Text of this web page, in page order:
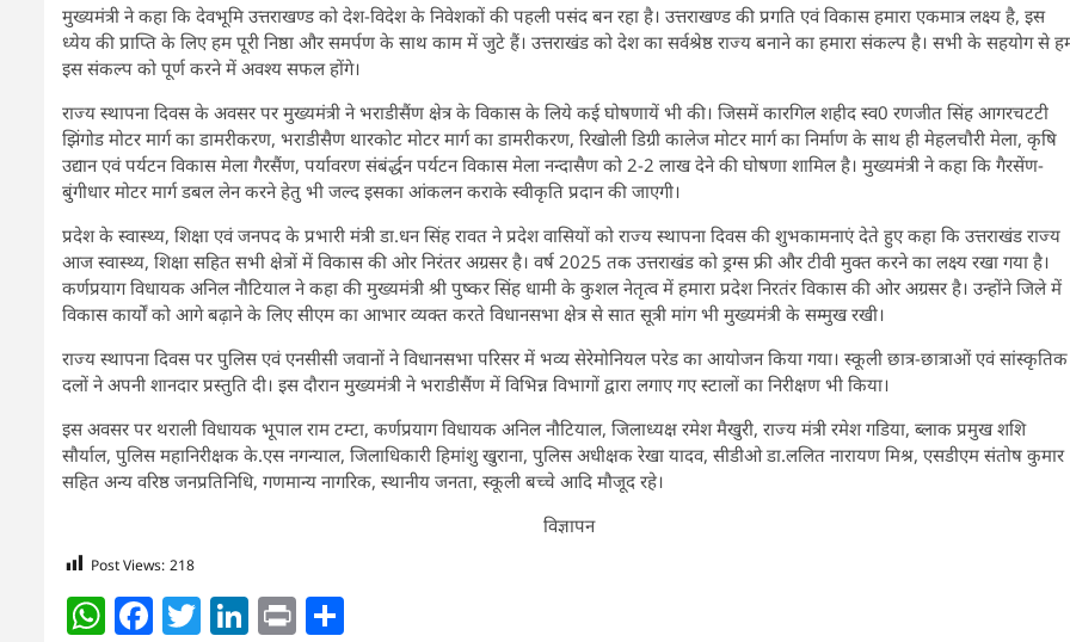
मुख्यमंत्री ने कहा कि देवभूमि उत्तराखण्ड को देश-विदेश के निवेशकों की पहली पसंद बन रहा है। उत्तराखण्ड की प्रगति एवं विकास हमारा एकमात्र लक्ष्य है, इस
ध्येय की प्राप्ति के लिए हम पूरी निष्ठा और समर्पण के साथ काम में जुटे हैं। उत्तराखंड को देश का सर्वश्रेष्ठ राज्य बनाने का हमारा संकल्प है। सभी के सहयोग से
इस संकल्प को पूर्ण करने में अवश्य सफल होंगे।
राज्य स्थापना दिवस के अवसर पर मुख्यमंत्री ने भराडीसैंण क्षेत्र के विकास के लिये कई घोषणायें भी की। जिसमें कारगिल शहीद स्व0 रणजीत सिंह आगरचटटी
झिंगोड मोटर मार्ग का डामरीकरण, भराडीसैण थारकोट मोटर मार्ग का डामरीकरण, रिखोली डिग्री कालेज मोटर मार्ग का निर्माण के साथ ही मेहलचौरी मेला, कृषि
उद्यान एवं पर्यटन विकास मेला गैरसैंण, पर्यावरण संबंर्द्धन पर्यटन विकास मेला नन्दासैण को 2-2 लाख देने की घोषणा शामिल है। मुख्यमंत्री ने कहा कि गैरसेंण-
बुंगीधार मोटर मार्ग डबल लेन करने हेतु भी जल्द इसका आंकलन कराके स्वीकृति प्रदान की जाएगी।
प्रदेश के स्वास्थ्य, शिक्षा एवं जनपद के प्रभारी मंत्री डा.धन सिंह रावत ने प्रदेश वासियों को राज्य स्थापना दिवस की शुभकामनाएं देते हुए कहा कि उत्तराखंड राज्य
आज स्वास्थ्य, शिक्षा सहित सभी क्षेत्रों में विकास की ओर निरंतर अग्रसर है। वर्ष 2025 तक उत्तराखंड को ड्रग्स फ्री और टीवी मुक्त करने का लक्ष्य रखा गया है।
कर्णप्रयाग विधायक अनिल नौटियाल ने कहा की मुख्यमंत्री श्री पुष्कर सिंह धामी के कुशल नेतृत्व में हमारा प्रदेश निरतंर विकास की ओर अग्रसर है। उन्होंने जिले में
विकास कार्यों को आगे बढ़ाने के लिए सीएम का आभार व्यक्त करते विधानसभा क्षेत्र से सात सूत्री मांग भी मुख्यमंत्री के सम्मुख रखी।
राज्य स्थापना दिवस पर पुलिस एवं एनसीसी जवानों ने विधानसभा परिसर में भव्य सेरेमोनियल परेड का आयोजन किया गया। स्कूली छात्र-छात्राओं एवं सांस्कृतिक
दलों ने अपनी शानदार प्रस्तुति दी। इस दौरान मुख्यमंत्री ने भराडीसैंण में विभिन्न विभागों द्वारा लगाए गए स्टालों का निरीक्षण भी किया।
इस अवसर पर थराली विधायक भूपाल राम टम्टा, कर्णप्रयाग विधायक अनिल नौटियाल, जिलाध्यक्ष रमेश मैखुरी, राज्य मंत्री रमेश गडिया, ब्लाक प्रमुख शशि
सौर्याल, पुलिस महानिरीक्षक के.एस नगन्याल, जिलाधिकारी हिमांशु खुराना, पुलिस अधीक्षक रेखा यादव, सीडीओ डा.ललित नारायण मिश्र, एसडीएम संतोष कुमार
सहित अन्य वरिष्ठ जनप्रतिनिधि, गणमान्य नागरिक, स्थानीय जनता, स्कूली बच्चे आदि मौजूद रहे।
विज्ञापन
Post Views: 218
WhatsApp
Facebook
Twitter
LinkedIn
Print